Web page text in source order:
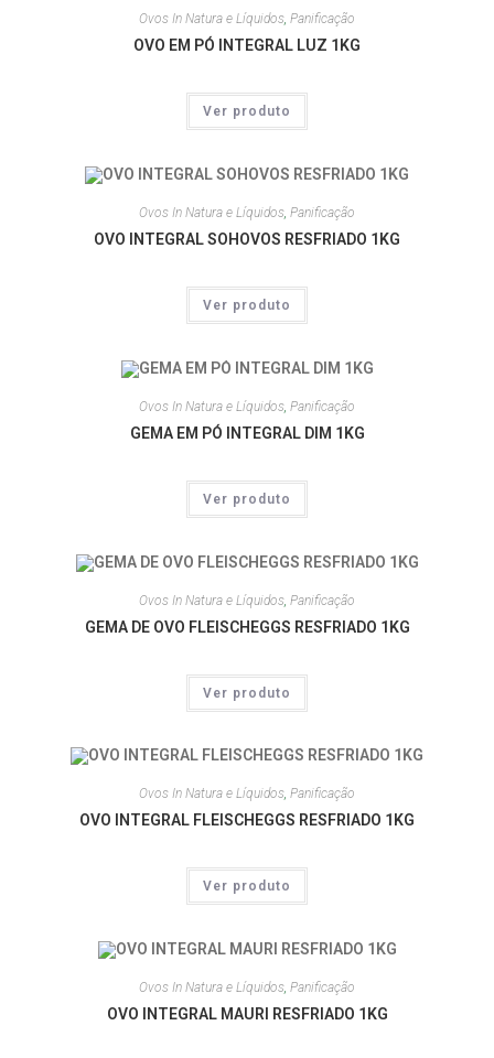
Ovos In Natura e Líquidos, Panificação
OVO EM PÓ INTEGRAL LUZ 1KG
Ver produto
Ovos In Natura e Líquidos, Panificação
OVO INTEGRAL SOHOVOS RESFRIADO 1KG
Ver produto
Ovos In Natura e Líquidos, Panificação
GEMA EM PÓ INTEGRAL DIM 1KG
Ver produto
Ovos In Natura e Líquidos Panificação
GEMA DE OVO FLEISCHEGGS RESFRIADO 1KG
Ver produto
Ovos In Natura e Líquidos, Panificação
OVO INTEGRAL FLEISCHEGGS RESFRIADO 1KG
Ver produto
Ovos In Natura e Líquidos, Panificação
OVO INTEGRAL MAURI RESFRIADO 1KG